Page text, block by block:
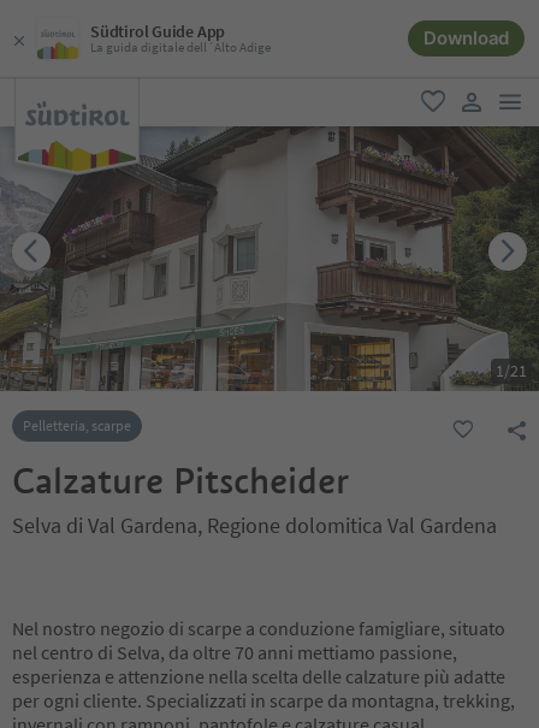
Südtirol Guide App
La guida digitale dell´Alto Adige Download
favoriti
user link
1/21
Pelletteria, scarpe
Calzature Pitscheider
Selva di Val Gardena, Regione dolomitica Val Gardena
Nel nostro negozio di scarpe a conduzione famigliare, situato
nel centro di Selva, da oltre 70 anni mettiamo passione,
esperienza e attenzione nella scelta delle calzature più adatte
per ogni cliente. Specializzati in scarpe da montagna, trekking,